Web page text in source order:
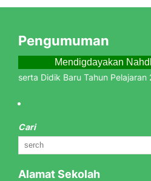
Pengumuman
Mendigdayakan
Didik Baru Tahun Pelajaran
Cari
Alamat Sekolah